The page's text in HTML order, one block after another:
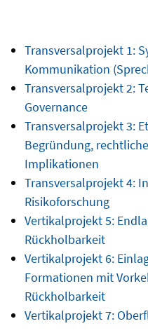
Transversalprojekt 1:
Kommunikation
Transversalprojekt 2:
Governance
Transversalprojekt 3:
Begründung,
Implikationen
Transversalprojekt 4:
Risikoforschung
Vertikalprojekt 5:
Rückholbarkeit
Vertikalprojekt 6:
Formationen mit
Rückholbarkeit
Vertikalprojekt 7: